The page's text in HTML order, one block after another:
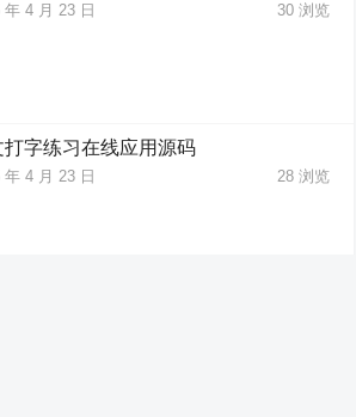
年 4 月 23 日 30浏览
打字练习在线应用源码
年 4 月 23 日 28浏览